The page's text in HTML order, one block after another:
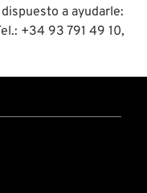
a ayudarle:
+34 93 791 49 10,